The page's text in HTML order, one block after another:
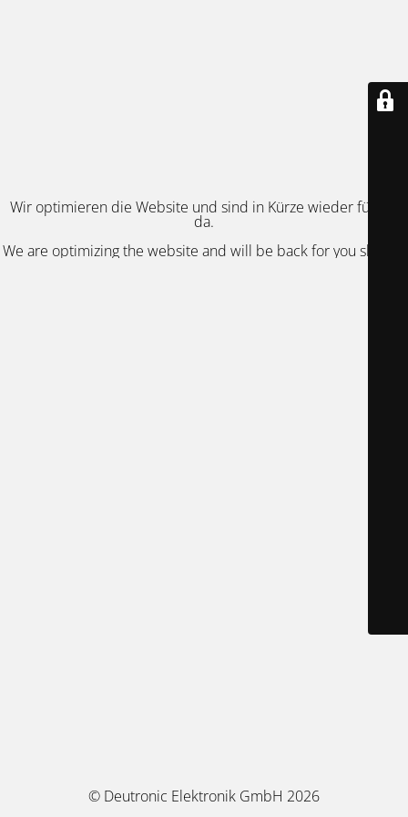
Wir optimieren die Website und sind in Kürze wieder für Sie
da.
We are optimizing the website and will be back for you shortly.
© Deutronic Elektronik GmbH 2026